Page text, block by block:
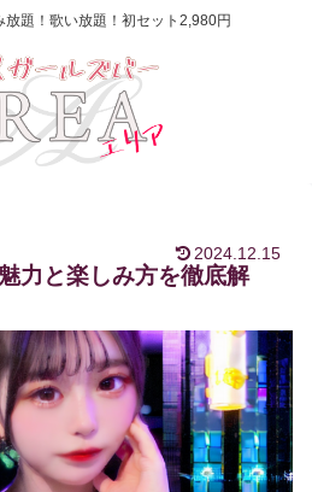
題！歌い放題！初セット2,980円
2024.12.15
力と楽しみ方を徹底解